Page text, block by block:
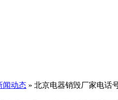
闻动态 » 北京电器销毁厂家电话